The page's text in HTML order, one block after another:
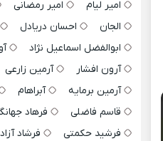
امیر لیام
امیر رمضانی
الجان
احسان دریادل
ابوالفضل اسماعیل نژاد
آرون افشار
آرمین زارعی
آرمین برمایه
آبراهام
قاسم فاضلی
فرهاد
فرشید حکمتی
فرشاد